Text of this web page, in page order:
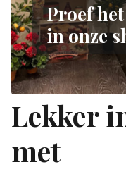
Proef
in onze
Lekker
met